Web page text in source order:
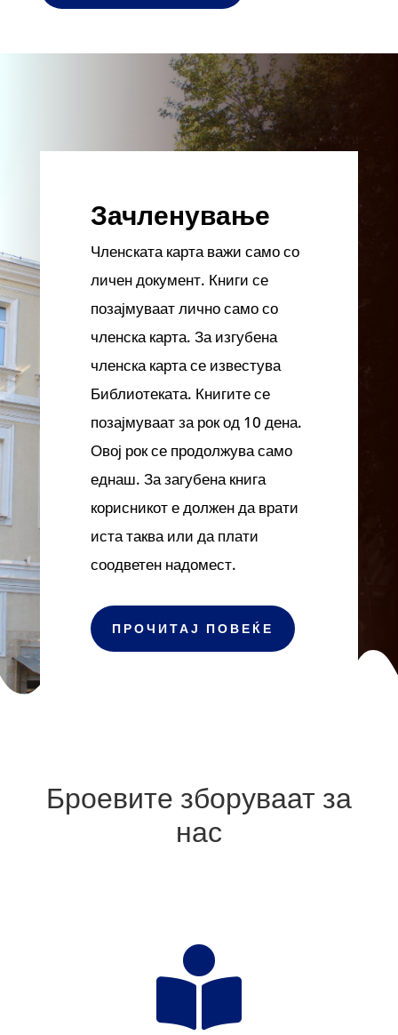
Зачленување
Членската карта важи само со
личен документ. Книги се
позајмуваат лично само со
членска карта. За изгубена
членска карта се известува
Библиотеката. Книгите се
позајмуваат за рок од 10 дена.
Овој рок се продолжува само
еднаш. За загубена книга
корисникот е должен да врати
иста таква или да плати
соодветен надомест.
ПРОЧИТАЈ ПОВЕЌЕ
Броевите зборуваат за
нас
